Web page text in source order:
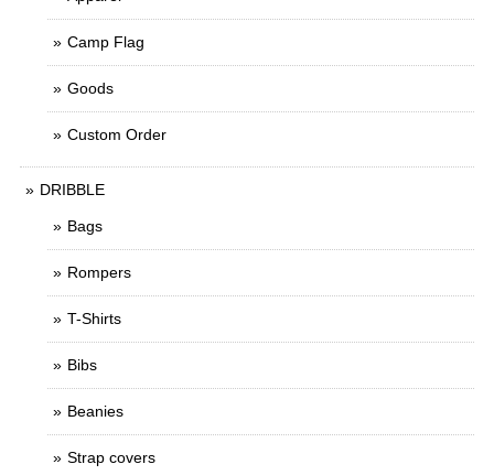
Camp Flag
Goods
Custom Order
DRIBBLE
Bags
Rompers
T-Shirts
Bibs
Beanies
Strap covers